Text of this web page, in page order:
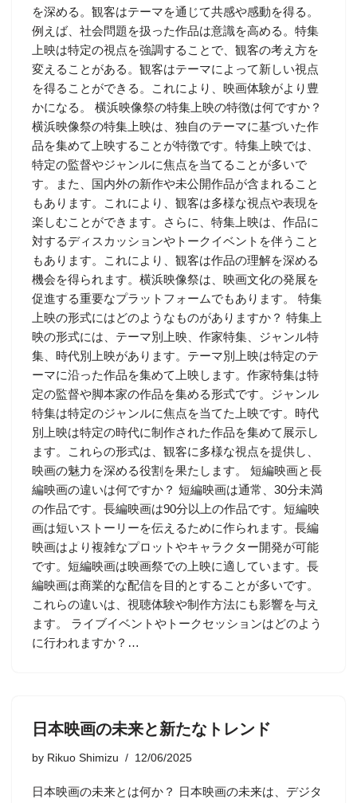
を深める。観客はテーマを通じて共感や感動を得る。
例えば、社会問題を扱った作品は意識を高める。特集
上映は特定の視点を強調することで、観客の考え方を
変えることがある。観客はテーマによって新しい視点
を得ることができる。これにより、映画体験がより豊
かになる。 横浜映像祭の特集上映の特徴は何ですか？
横浜映像祭の特集上映は、独自のテーマに基づいた作
品を集めて上映することが特徴です。特集上映では、
特定の監督やジャンルに焦点を当てることが多いで
す。また、国内外の新作や未公開作品が含まれること
もあります。これにより、観客は多様な視点や表現を
楽しむことができます。さらに、特集上映は、作品に
対するディスカッションやトークイベントを伴うこと
もあります。これにより、観客は作品の理解を深める
機会を得られます。横浜映像祭は、映画文化の発展を
促進する重要なプラットフォームでもあります。 特集
上映の形式にはどのようなものがありますか？ 特集上
映の形式には、テーマ別上映、作家特集、ジャンル特
集、時代別上映があります。テーマ別上映は特定のテ
ーマに沿った作品を集めて上映します。作家特集は特
定の監督や脚本家の作品を集める形式です。ジャンル
特集は特定のジャンルに焦点を当てた上映です。時代
別上映は特定の時代に制作された作品を集めて展示し
ます。これらの形式は、観客に多様な視点を提供し、
映画の魅力を深める役割を果たします。 短編映画と長
編映画の違いは何ですか？ 短編映画は通常、30分未満
の作品です。長編映画は90分以上の作品です。短編映
画は短いストーリーを伝えるために作られます。長編
映画はより複雑なプロットやキャラクター開発が可能
です。短編映画は映画祭での上映に適しています。長
編映画は商業的な配信を目的とすることが多いです。
これらの違いは、視聴体験や制作方法にも影響を与え
ます。 ライブイベントやトークセッションはどのよう
に行われますか？…
日本映画の未来と新たなトレンド
by Rikuo Shimizu 12/06/2025
日本映画の未来とは何か？ 日本映画の未来は、デジタ